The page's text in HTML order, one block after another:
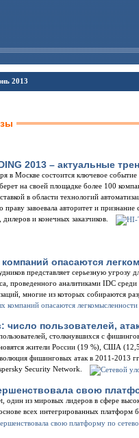
2013
2013 – актуальные
в Москве состоится ключевое
на своей площадке более 100
в области технологий
праву завоевала авторитет и
и конечных заказчиков.
опасаются
представляет серьезную
проведенного аналитиками IDC
многие из которых собираются
число пользователей,
столкнувшихся с
жители России (19 %), США
фишинговых атак в 2011-2013
Security Network.
свою
один из мировых лидеров в сфере
всех интегрированных платформ